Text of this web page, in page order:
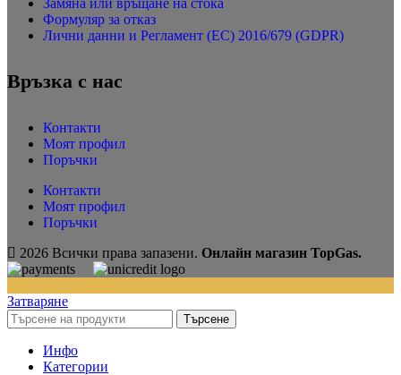
Замяна или връщане на стока
Формуляр за отказ
Лични данни и Регламент (ЕС) 2016/679 (GDPR)
Връзка с нас
Контакти
Моят профил
Поръчки
Контакти
Моят профил
Поръчки
2026 Всички права запазени. Онлайн магазин TopGas.
Затваряне
Търсене
Инфо
Категории